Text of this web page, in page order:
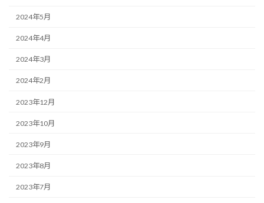
2024年5月
2024年4月
2024年3月
2024年2月
2023年12月
2023年10月
2023年9月
2023年8月
2023年7月